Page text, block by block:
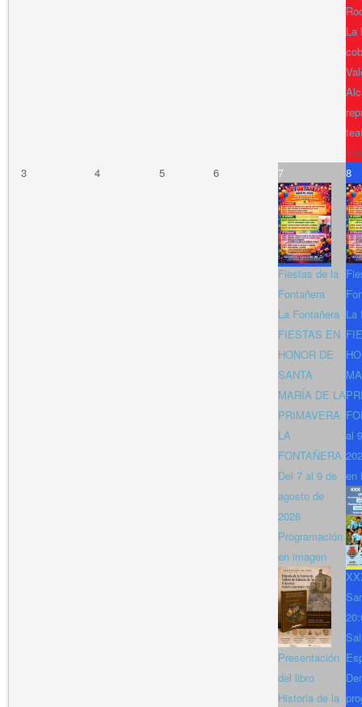
La
3
4 5 6 7
Fiestas de la
Fontañera
La Fontañera
FIESTAS EN
HONOR DE
SANTA
MARÍA DE LA
PRIMAVERA
LA
FONTAÑERA
Del 7 al 9 de
agosto de
2026
Programación
en imagen
Presentación
del libro
Historia de la
8
La
al
en